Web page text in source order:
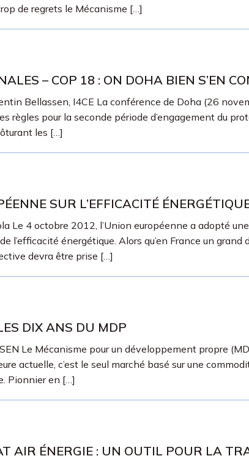
de regrets le Mécanisme […]
– COP 18 : ON DOHA BIEN S’EN
Bellassen, I4CE La conférence de Doha (26
règles pour la seconde période d’engagement du
les […]
SUR L’EFFICACITÉ
Le 4 octobre 2012, l’Union européenne a adopté
l’efficacité énergétique. Alors qu’en France un
devra être prise […]
DIX ANS DU MDP
Le Mécanisme pour un développement propre
actuelle, c’est le seul marché basé sur une
Pionnier en […]
AIR ÉNERGIE : UN OUTIL POUR LA